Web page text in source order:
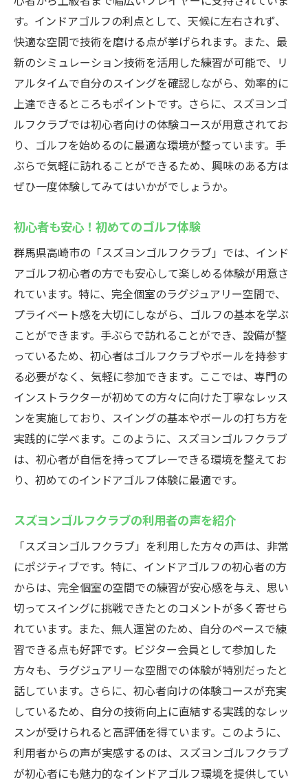
す。インドアゴルフの利点として、天候に左右されず、
快適な空間で技術を磨ける点が挙げられます。また、最
新のシミュレーション技術を活用した練習が可能で、リ
アルタイムで自分のスイングを確認しながら、効率的に
上達できるところもポイントです。さらに、スズヨンゴ
ルフクラブでは初心者向けの体験コースが用意されてお
り、ゴルフを始めるのに最適な環境が整っています。手
ぶらで気軽に訪れることができるため、興味のある方は
ぜひ一度体験してみてはいかがでしょうか。
初心者も安心！初めてのゴルフ体験
群馬県高崎市の「スズヨンゴルフクラブ」では、インド
アゴルフ初心者の方でも安心して楽しめる体験が用意さ
れています。特に、完全個室のラグジュアリー空間で、
プライベート感を大切にしながら、ゴルフの基本を学ぶ
ことができます。手ぶらで訪れることができ、設備が整
っているため、初心者はゴルフクラブやボールを持参す
る必要がなく、気軽に参加できます。ここでは、専門の
インストラクターが初めての方々に向けた丁寧なレッス
ンを実施しており、スイングの基本やボールの打ち方を
実践的に学べます。このように、スズヨンゴルフクラブ
は、初心者が自信を持ってプレーできる環境を整えてお
り、初めてのインドアゴルフ体験に最適です。
スズヨンゴルフクラブの利用者の声を紹介
「スズヨンゴルフクラブ」を利用した方々の声は、非常
にポジティブです。特に、インドアゴルフの初心者の方
からは、完全個室の空間での練習が安心感を与え、思い
切ってスイングに挑戦できたとのコメントが多く寄せら
れています。また、無人運営のため、自分のペースで練
習できる点も好評です。ビジター会員として参加した
方々も、ラグジュアリーな空間での体験が特別だったと
話しています。さらに、初心者向けの体験コースが充実
しているため、自分の技術向上に直結する実践的なレッ
スンが受けられると高評価を得ています。このように、
利用者からの声が実感するのは、スズヨンゴルフクラブ
が初心者にも魅力的なインドアゴルフ環境を提供してい